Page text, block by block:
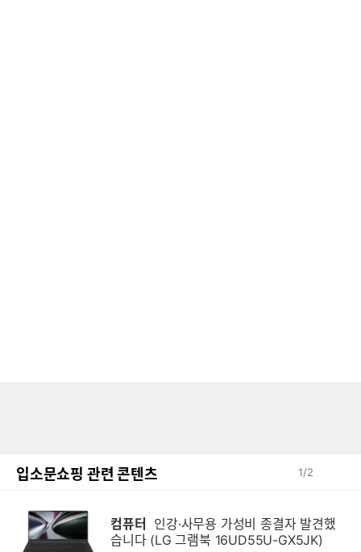
입소문쇼핑 관련 콘텐츠 1/2
컴퓨터
습니다 (LG 그램북 16UD55U-GX5JK)